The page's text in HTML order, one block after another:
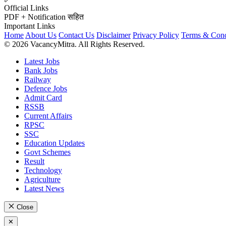
Official Links
PDF + Notification सहित
Important Links
Home About Us Contact Us Disclaimer Privacy Policy Terms &
© 2026 VacancyMitra. All Rights Reserved.
Latest Jobs
Bank Jobs
Railway
Defence Jobs
Admit Card
RSSB
Current Affairs
RPSC
SSC
Education Updates
Govt Schemes
Result
Technology
Agriculture
Latest News
Close
✕